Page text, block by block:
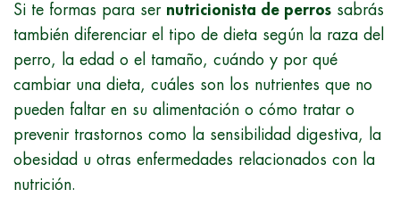
Si te formas para ser nutricionista de perros sabrás
también diferenciar el tipo de dieta según la raza del
perro, la edad o el tamaño, cuándo y por qué
cambiar una dieta, cuáles son los nutrientes que no
pueden faltar en su alimentación o cómo tratar o
prevenir trastornos como la sensibilidad digestiva, la
obesidad u otras enfermedades relacionados con la
nutrición.